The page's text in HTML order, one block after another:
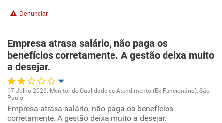
Recomenda a diretoria
Denunciar
Empresa atrasa salário, não paga os
benefícios corretamente. A gestão deixa muito
a desejar.
Oportunidade de promoção
17 Julho 2026. Monitor de Qualidade de Atendimento (Ex-Funcionário), São
Paulo
Empresa atrasa salário, não paga os benefícios
corretamente. A gestão deixa muito a desejar.